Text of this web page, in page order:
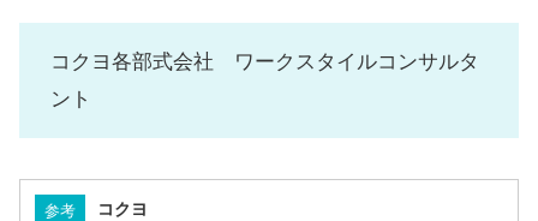
コクヨ各部式会社 ワークスタイルコンサルタ
ント
参考 コクヨ